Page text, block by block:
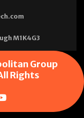
M1K4G3
Group
Rights